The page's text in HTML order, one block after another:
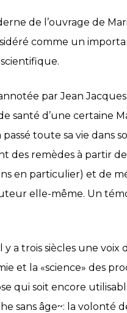
de l’ouvrage de
comme un
par Jean
santé d’une certaine
passé toute sa vie dans
des remèdes à partir de
en particulier) et de
elle-même. Un
y a trois siècles une
et la «science» des
qui soit encore
sans âge~: la volonté